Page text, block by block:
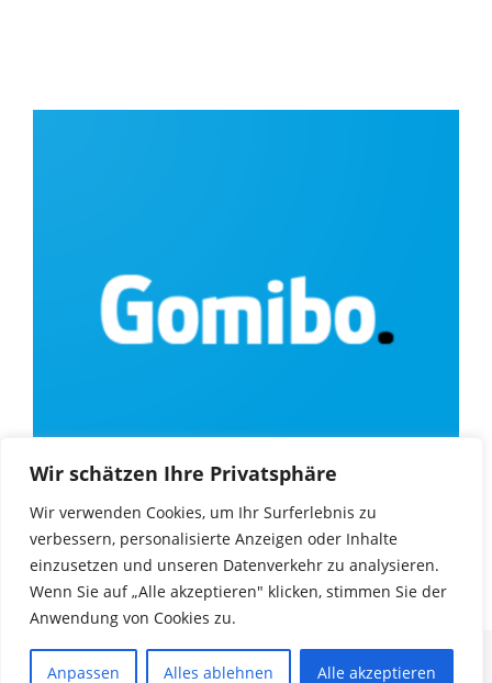
Wir schätzen Ihre Privatsphäre
Wir verwenden Cookies, um Ihr Surferlebnis zu
verbessern, personalisierte Anzeigen oder Inhalte
einzusetzen und unseren Datenverkehr zu analysieren.
Wenn Sie auf „Alle akzeptieren" klicken, stimmen Sie der
Anwendung von Cookies zu.
Anpassen Alles ablehnen Alle akzeptieren
vorbehalten. Unos Magazine Black | Developed
By WpHoot. Powered by